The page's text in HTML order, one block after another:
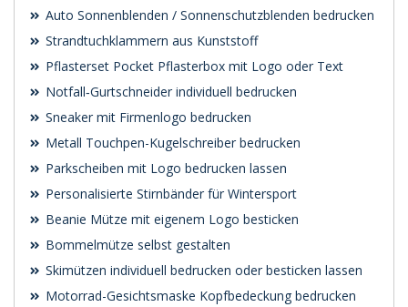
Auto Sonnenblenden / Sonnenschutzblenden bedrucken
Strandtuchklammern aus Kunststoff
Pflasterset Pocket Pflasterbox mit Logo oder Text
Notfall‑Gurtschneider individuell bedrucken
Sneaker mit Firmenlogo bedrucken
Metall Touchpen-Kugelschreiber bedrucken
Parkscheiben mit Logo bedrucken lassen
Personalisierte Stirnbänder für Wintersport
Beanie Mütze mit eigenem Logo besticken
Bommelmütze selbst gestalten
Skimützen individuell bedrucken oder besticken lassen
Motorrad-Gesichtsmaske Kopfbedeckung bedrucken